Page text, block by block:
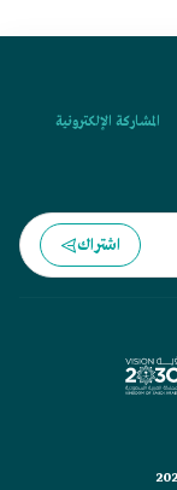
المشاركة الإلكترونية
اشتراك